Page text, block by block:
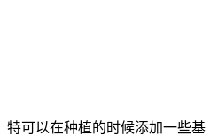
特可以在种植的时候添加一些基